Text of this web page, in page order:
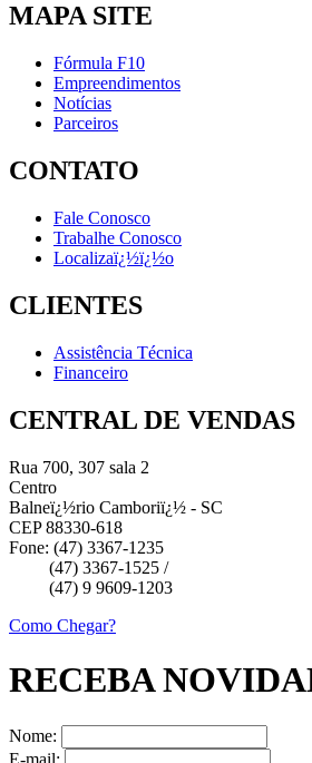
MAPA SITE
Fórmula F10
Empreendimentos
Notícias
Parceiros
CONTATO
Fale Conosco
Trabalhe Conosco
Localizaï¿½ï¿½o
CLIENTES
Assistência Técnica
Financeiro
CENTRAL DE VENDAS
Rua 700, 307 sala 2
Centro
Balneï¿½rio Camboriï¿½ - SC
CEP 88330-618
Fone: (47) 3367-1235
(47) 3367-1525 /
(47) 9 9609-1203
Como Chegar?
RECEBA
Nome:
E-mail: